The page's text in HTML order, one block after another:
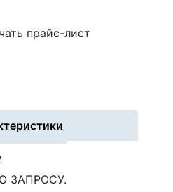
прайс-лист
ЗАПРОСУ.